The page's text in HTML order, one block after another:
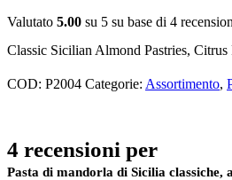
Valutato 5.00 su 5 su base di 4
Classic Sicilian Almond Pastries,
COD: P2004 Categorie: Assortimento,
4 recensioni per
Pasta di mandorla di Sicilia classiche,